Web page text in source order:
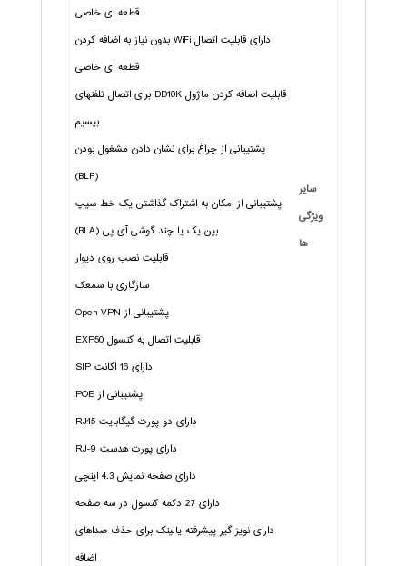
سایر
ویژگی
ها
قطعه ای خاصی
دارای قابلیت اتصال WiFi بدون نیاز به اضافه کردن
قطعه ای خاصی
قابلیت اضافه کردن ماژول DD10K برای اتصال تلفنهای
بیسیم
پشتیبانی از چراغ برای نشان دادن مشغول بودن
(BLF)
پشتیبانی از امکان به اشتراک گذاشتن یک خط سیپ
بین یک یا چند گوشی آی پی (BLA)
قابلیت نصب روی دیوار
سازگاری با سمعک
پشتیبانی از Open VPN
قابلیت اتصال به کنسول EXP50
دارای 16 اکانت SIP
پشتیبانی از POE
دارای دو پورت گیگابایت RJ45
دارای پورت هدست RJ-9
دارای صفحه نمایش 4.3 اینچی
دارای 27 دکمه کنسول در سه صفحه
دارای نویز گیر پیشرفته یالینک برای حذف صداهای
اضافه